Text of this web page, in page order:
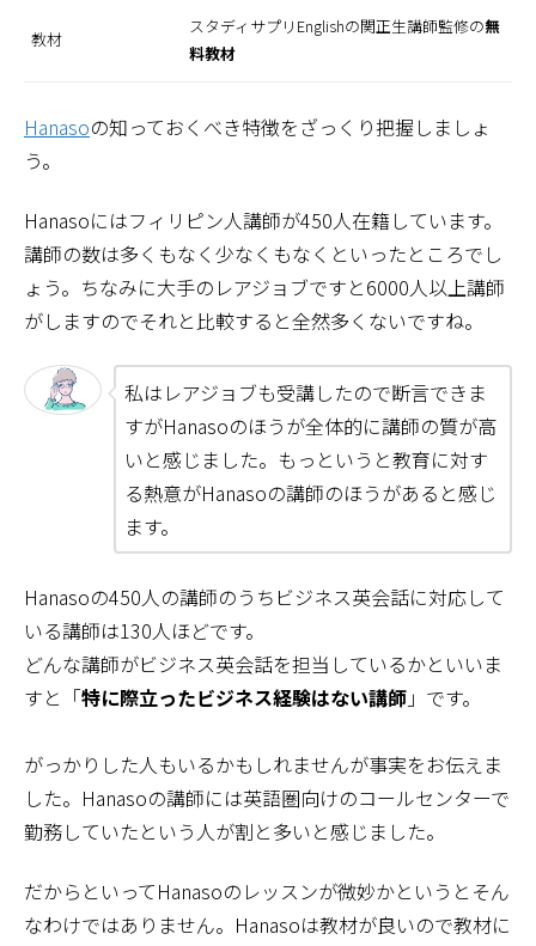
教材
スタディサプリEnglishの関正生講師監修の無
料教材
Hanasoの知っておくべき特徴をざっくり把握しましょ
う。
Hanasoにはフィリピン人講師が450人在籍しています。
講師の数は多くもなく少なくもなくといったところでし
ょう。ちなみに大手のレアジョブですと6000人以上講師
がしますのでそれと比較すると全然多くないですね。
私はレアジョブも受講したので断言できま
すがHanasoのほうが全体的に講師の質が高
いと感じました。もっというと教育に対す
る熱意がHanasoの講師のほうがあると感じ
ます。
Hanasoの450人の講師のうちビジネス英会話に対応して
いる講師は130人ほどです。
どんな講師がビジネス英会話を担当しているかといいま
すと「特に際立ったビジネス経験はない講師 」です。
がっかりした人もいるかもしれませんが事実をお伝えま
した。Hanasoの講師には英語圏向けのコールセンターで
勤務していたという人が割と多いと感じました。
だからといってHanasoのレッスンが微妙かというとそん
なわけではありません。Hanasoは教材が良いので教材に